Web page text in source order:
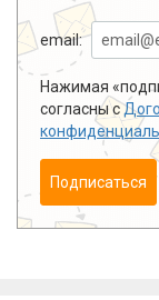
email:
Нажимая
согласны с
Подписаться